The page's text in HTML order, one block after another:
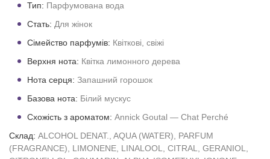
Тип: Парфумована вода
Стать: Для жінок
Сімейство парфумів: Квіткові, свіжі
Верхня нота: Квітка лимонного дерева
Нота серця: Запашний горошок
Базова нота: Білий мускус
Схожість з ароматом: Annick Goutal — Chat Perché
Склад: ALCOHOL DENAT., AQUA (WATER), PARFUM
(FRAGRANCE), LIMONENE, LINALOOL, CITRAL, GERANIOL,